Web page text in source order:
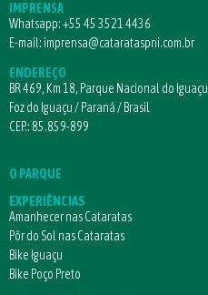
IMPRENSA
Whatsapp:+55 45 3521 4436
E-mail: imprensa@catarataspni.com.br
ENDEREÇO
BR 469, Km 18, Parque Nacional do Iguaçu
Foz do Iguaçu / Paraná / Brasil
CEP.: 85.859-899
O PARQUE
EXPERIÊNCIAS
Amanhecer nas Cataratas
Pôr do Sol nas Cataratas
Bike Iguaçu
Bike Poço Preto